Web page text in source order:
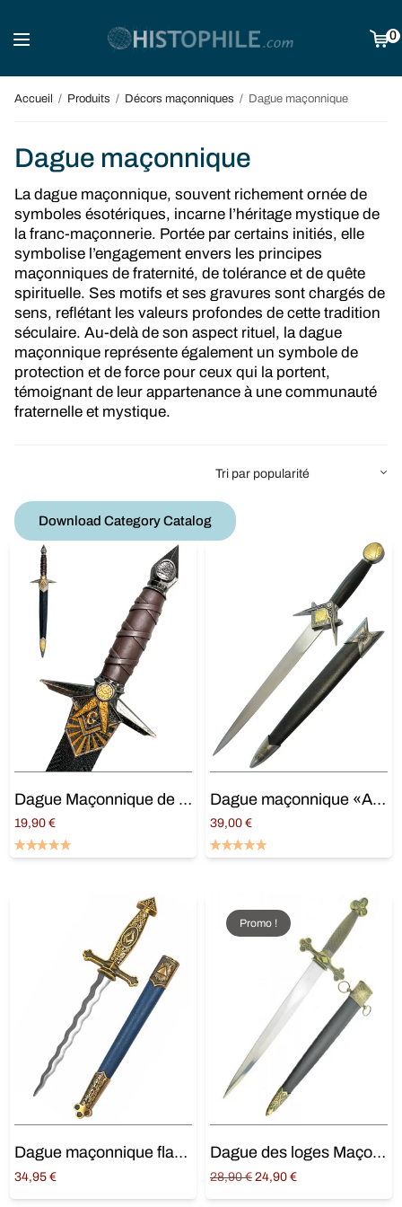
0
Accueil / Produits / Décors maçonniques / Dague maçonnique
Dague maçonnique
La dague maçonnique, souvent richement ornée de
symboles ésotériques, incarne l’héritage mystique de
la franc-maçonnerie. Portée par certains initiés, elle
symbolise l’engagement envers les principes
maçonniques de fraternité, de tolérance et de quête
spirituelle. Ses motifs et ses gravures sont chargés de
sens, reflétant les valeurs profondes de cette tradition
séculaire. Au-delà de son aspect rituel, la dague
maçonnique représente également un symbole de
protection et de force pour ceux qui la portent,
témoignant de leur appartenance à une communauté
fraternelle et mystique.
Download Category Catalog
Dague Maçonnique de Cérémonie
19,90 €
Ajouter au panier
Dague maçonnique «Athame»
39,00 €
Ajouter au panier
Dague maçonnique flamboyante
34,95 €
Ajouter au panier
Promo !
Dague des loges Maçonniques
28,90€ Original
24,90 €Current
Ajouter au panier